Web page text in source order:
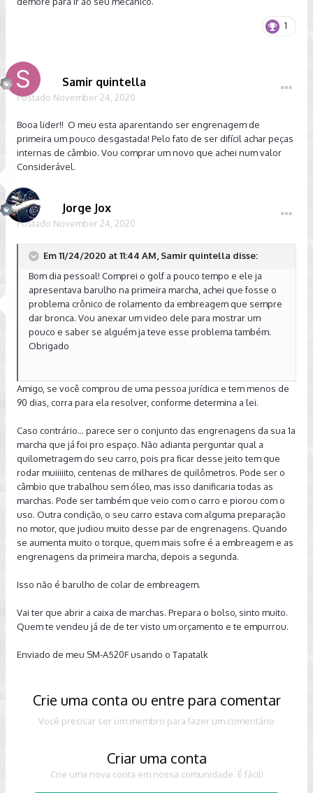
1
Samir quintella
Postado November 24, 2020
Booa lider!! O meu esta aparentando ser engrenagem de
primeira um pouco desgastada! Pelo fato de ser difícil achar peças
internas de câmbio. Vou comprar um novo que achei num valor
Considerável.
Jorge Jox
Postado November 24, 2020
Em 11/24/2020 at 11:44 AM, Samir quintella disse:
Bom dia pessoal! Comprei o golf a pouco tempo e ele ja
apresentava barulho na primeira marcha, achei que fosse o
problema crônico de rolamento da embreagem que sempre
dar bronca. Vou anexar um video dele para mostrar um
pouco e saber se alguém ja teve esse problema também.
Obrigado
Amigo, se você comprou de uma pessoa jurídica e tem menos de
90 dias, corra para ela resolver, conforme determina a lei.
Caso contrário... parece ser o conjunto das engrenagens da sua 1a
marcha que já foi pro espaço. Não adianta perguntar qual a
quilometragem do seu carro, pois pra ficar desse jeito tem que
rodar muiiiiito, centenas de milhares de quilômetros. Pode ser o
câmbio que trabalhou sem óleo, mas isso danificaria todas as
marchas. Pode ser também que veio com o carro e piorou com o
uso. Outra condição, o seu carro estava com alguma preparação
no motor, que judiou muito desse par de engrenagens. Quando
se aumenta muito o torque, quem mais sofre é a embreagem e as
engrenagens da primeira marcha, depois a segunda.
Isso não é barulho de colar de embreagem.
Vai ter que abrir a caixa de marchas. Prepara o bolso, sinto muito.
Quem te vendeu já de de ter visto um orçamento e te empurrou.
Enviado de meu SM-A520F usando o Tapatalk
Crie uma conta ou entre para comentar
Você precisar ser um membro para fazer um comentário
Criar uma conta
Crie uma nova conta em nossa comunidade. É fácil!